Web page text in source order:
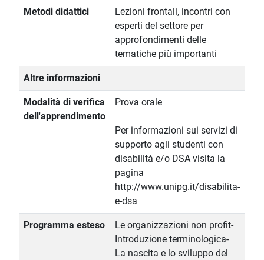
Metodi didattici
Lezioni frontali, incontri con
esperti del settore per
approfondimenti delle
tematiche più importanti
Altre informazioni
Modalità di verifica
dell'apprendimento
Prova orale
Per informazioni sui servizi di
supporto agli studenti con
disabilità e/o DSA visita la
pagina
http://www.unipg.it/disabilita-
e-dsa
Programma esteso
Le organizzazioni non profit-
Introduzione terminologica-
La nascita e lo sviluppo del